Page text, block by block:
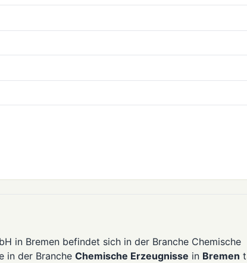
in Bremen befindet sich in der Branche Chemische
in der Branche Chemische Erzeugnisse in Bremen